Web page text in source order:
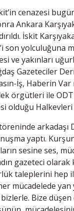
cenazesi
Ankara
İskit
son yolculuğuna
ve yakınları
Gazeteciler
İş, Haberin
örgütleri ile
olduğu Halkevleri
arkadaşı
yaptı.
sesine ses,
gazeteci olarak
taleplerini hep
mücadelede yan
Bize